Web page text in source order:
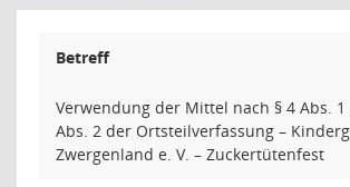
Betreff
Verwendung der Mittel nach § 4 Abs. 1
Abs. 2 der Ortsteilverfassung –
Zwergenland e. V. – Zuckertütenfest